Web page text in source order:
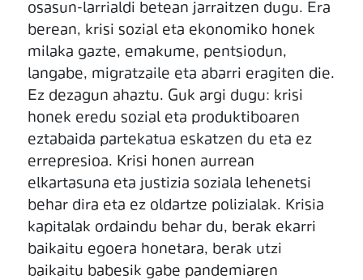
osasun-larrialdi betean jarraitzen dugu. Era
berean, krisi sozial eta ekonomiko honek
milaka gazte, emakume, pentsiodun,
langabe, migratzaile eta abarri eragiten die.
Ez dezagun ahaztu. Guk argi dugu: krisi
honek eredu sozial eta produktiboaren
eztabaida partekatua eskatzen du eta ez
errepresioa. Krisi honen aurrean
elkartasuna eta justizia soziala lehenetsi
behar dira eta ez oldartze polizialak. Krisia
kapitalak ordaindu behar du, berak ekarri
baikaitu egoera honetara, berak utzi
baikaitu babesik gabe pandemiaren